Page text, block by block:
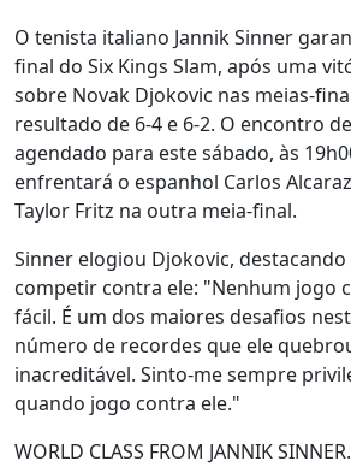
O tenista italiano Jannik Sinner
final do Six Kings Slam, após uma
sobre Novak Djokovic nas meias-
resultado de 6-4 e 6-2. O encontro
agendado para este sábado, às
enfrentará o espanhol Carlos
Taylor Fritz na outra meia-final.
Sinner elogiou Djokovic,
competir contra ele: "Nenhum jogo
fácil. É um dos maiores desafios
número de recordes que ele
inacreditável. Sinto-me sempre
quando jogo contra ele."
WORLD CLASS FROM JANNIK SINNER.